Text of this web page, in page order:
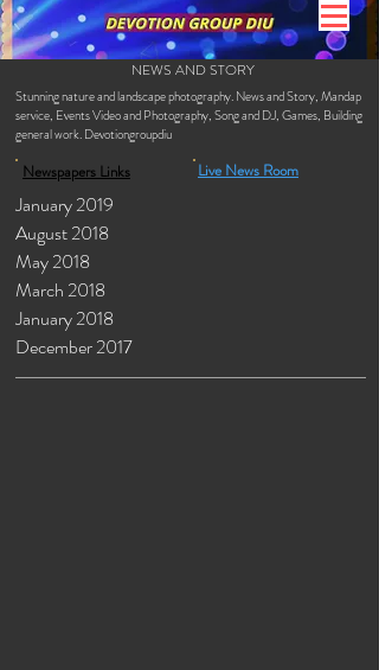
NEWS AND STORY
Stunning nature and landscape photography. News and Story, Mandap
service, Events Video and Photography, Song and DJ, Games, Building
general work. Devotiongroupdiu
Newspapers Links Live News Room
January 2019
August 2018
May 2018
March 2018
January 2018
December 2017